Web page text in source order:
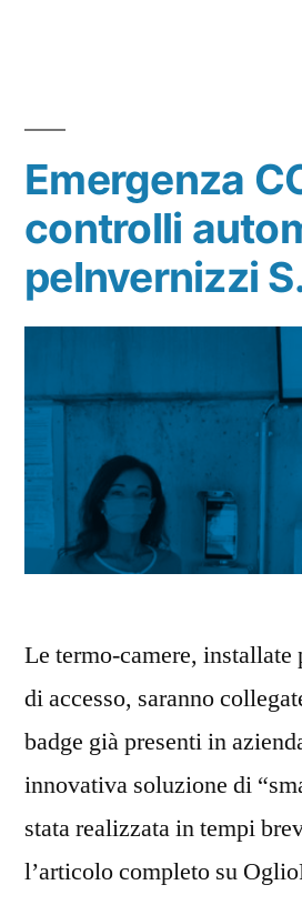
Emergenza
controlli
peInvernizzi
Le termo-camere, installate
di accesso, saranno
badge già presenti in
innovativa soluzione di
stata realizzata in tempi
l’articolo completo su